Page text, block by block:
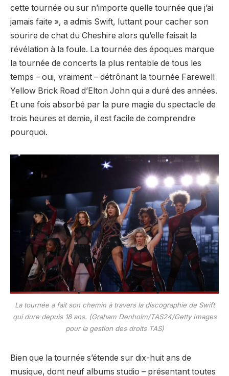
cette tournée ou sur n’importe quelle tournée que j’ai
jamais faite », a admis Swift, luttant pour cacher son
sourire de chat du Cheshire alors qu’elle faisait la
révélation à la foule. La tournée des époques marque
la tournée de concerts la plus rentable de tous les
temps – oui, vraiment – ​​détrônant la tournée Farewell
Yellow Brick Road d’Elton John qui a duré des années.
Et une fois absorbé par la pure magie du spectacle de
trois heures et demie, il est facile de comprendre
pourquoi.
La tournée a fait son chemin à travers la discographie de Swift
qui dure depuis 18 ans. (Graham Denholm/TAS24/Getty Images
pour la gestion des droits TAS)
Bien que la tournée s’étende sur dix-huit ans de
musique, dont neuf albums studio – présentant toutes